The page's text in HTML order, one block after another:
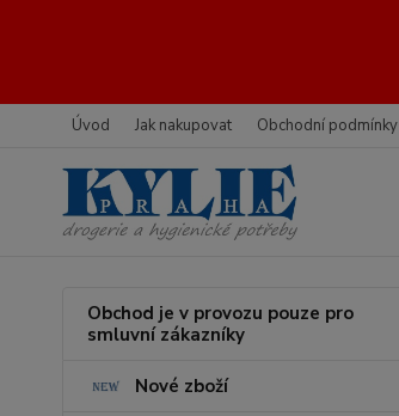
Úvod Jak nakupovat Obchodní podmínky
Obchod je v provozu pouze pro
smluvní zákazníky
Nové zboží